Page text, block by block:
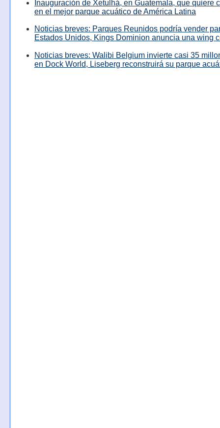
Inauguración de Xetulhá, en Guatemala, que quiere
en el mejor parque acuático de América Latina
Noticias breves: Parques Reunidos podría vender
Estados Unidos, Kings Dominion anuncia una wing
Noticias breves: Walibi Belgium invierte casi 35
en Dock World, Liseberg reconstruirá su parque